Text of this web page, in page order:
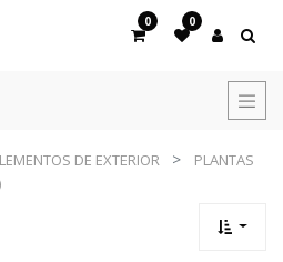
0 0
DE EXTERIOR
PLANTAS